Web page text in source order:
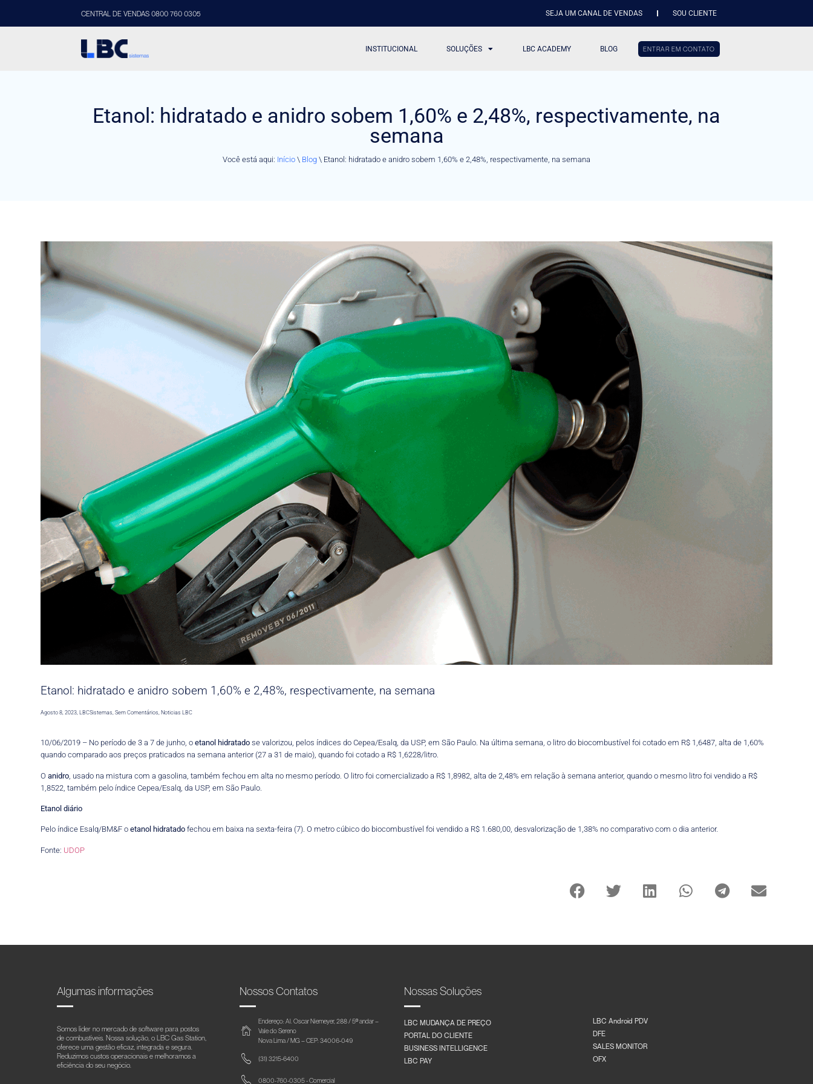
CENTRAL DE VENDAS 0800 760 0305 SEJA UM CANAL DE VENDAS SOU CLIENTE
INSTITUCIONAL SOLUÇÕES LBC ACADEMY BLOG ENTRAR EM CONTATO
Etanol: hidratado e anidro sobem 1,60% e 2,48%, respectivamente, na
semana
Você está aqui: Início \ Blog \ Etanol: hidratado e anidro sobem 1,60% e 2,48%, respectivamente, na semana
Etanol: hidratado e anidro sobem 1,60% e 2,48%, respectivamente, na semana
Agosto 8, 2023 ,LBCSistemas Sem Comentários Noticias LBC
10/06/2019 – No período de 3 a 7 de junho, oetanol hidratado se valorizou, pelos índices do Cepea/Esalq, da USP, em São Paulo. Na última semana, o litro do biocombustível foi cotado em R$ 1,6487, alta de 1,60%
quando comparado aos preços praticados na semana anterior (27 a 31 de maio), quando foi cotado a R$ 1,6228/litro.
Oanidro , usado na mistura com a gasolina, também fechou em alta no mesmo período. O litro foi comercializado a R$ 1,8982, alta de 2,48% em relação à semana anterior, quando o mesmo litro foi vendido a R$
1,8522, também pelo índice Cepea/Esalq, da USP, em São Paulo.
Etanol diário
Pelo índice Esalq/BM&F oetanol hidratado fechou em baixa na sexta-feira (7). O metro cúbico do biocombustível foi vendido a R$ 1.680,00, desvalorização de 1,38% no comparativo com o dia anterior.
Fonte: UDOP
Algumas informações
Somos líder no mercado de software para postos
de combustíveis. Nossa solução, o LBC Gas Station,
oferece uma gestão eficaz, integrada e segura.
Reduzimos custos operacionais e melhoramos a
eficiência do seu negócio.
Nossos Contatos
Endereço: Al. Oscar Niemeyer, 288 / 5º andar –
Vale do Sereno
Nova Lima / MG – CEP: 34006-049
(31) 3215-6400
0800-760-0305 - Comercial
Nossas Soluções
LBC MUDANÇA DE PREÇO
PORTAL DO CLIENTE
BUSINESS INTELLIGENCE
LBC PAY
LBC Android PDV
DFE
SALES MONITOR
OFX